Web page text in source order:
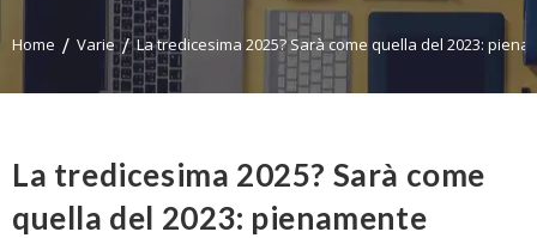
Home Varie La tredicesima 2025? Sarà come quella del 2023:
La tredicesima 2025? Sarà come
quella del 2023: pienamente